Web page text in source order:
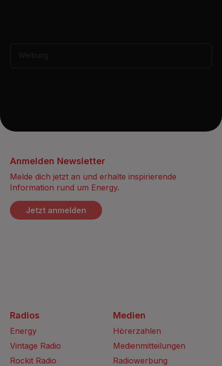
s
c
Werbung
Anmelden Newsletter
Melde dich jetzt an und erhalte inspirierende
Information rund um Energy.
Jetzt anmelden
Radios
Energy
Vintage Radio
Rockit Radio
Medien
Hörerzahlen
Medienmitteilungen
Radiowerbung